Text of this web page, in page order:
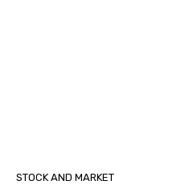
STOCK AND MARKET